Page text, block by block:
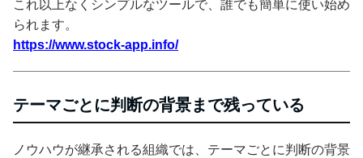
これ以上なくシンプルなツールで、誰でも簡単に使い始め
られます。
https://www.stock-app.info/
テーマごとに判断の背景まで残っている
ノウハウが継承される組織では、テーマごとに判断の背景